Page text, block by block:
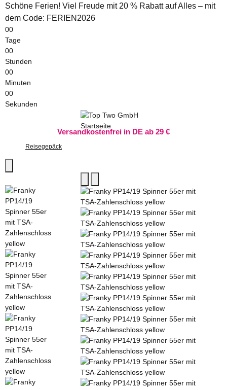
Schöne Ferien! Viel Freude mit 20 % Rabatt auf Alles – mit
dem Code: FERIEN2026
00
Tage
00
Stunden
00
Minuten
00
Sekunden
Versandkostenfrei in DE ab 29 €
Reisegepäck